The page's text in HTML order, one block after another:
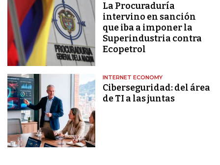
La Procuraduría
intervino en sanción
que iba a imponer la
Superindustria contra
Ecopetrol
INTERNET ECONOMY
Ciberseguridad: del área
de TI a las juntas